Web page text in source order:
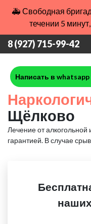
🚑 Свободная
течении 5
8 (927) 715-99-42
Написать в whatsapp
Щёлково
Лечение от алкогольной
гарантией. В случае